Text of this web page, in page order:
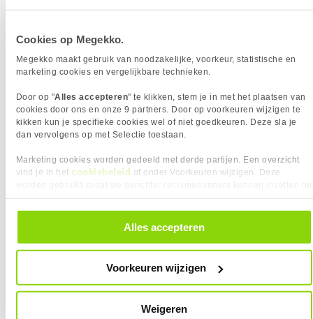
Cookies op Megekko.
Megekko maakt gebruik van noodzakelijke, voorkeur, statistische en
marketing cookies en vergelijkbare technieken.
Door op "Alles accepteren" te klikken, stem je in met het plaatsen van
cookies door ons en onze 9 partners. Door op voorkeuren wijzigen te
kikken kun je specifieke cookies wel of niet goedkeuren. Deze sla je
dan vervolgens op met Selectie toestaan.
Marketing cookies worden gedeeld met derde partijen. Een overzicht
vind je in het cookiebeleid of onder Voorkeuren wijzigen. Deze
alle cookies. Je kunt je gegeven toestemming altijd intrekken, dit doe je
door in de footer van onze website te klikken op ‘Cookievoorkeuren’
Alles accepteren
Voorkeuren wijzigen
Weigeren
Cherry MX Brown (Tactiel)
Bij deze toetsen voel je een kleine weerstand en in
sommige gevallen hoor je een 'klik' geluid.